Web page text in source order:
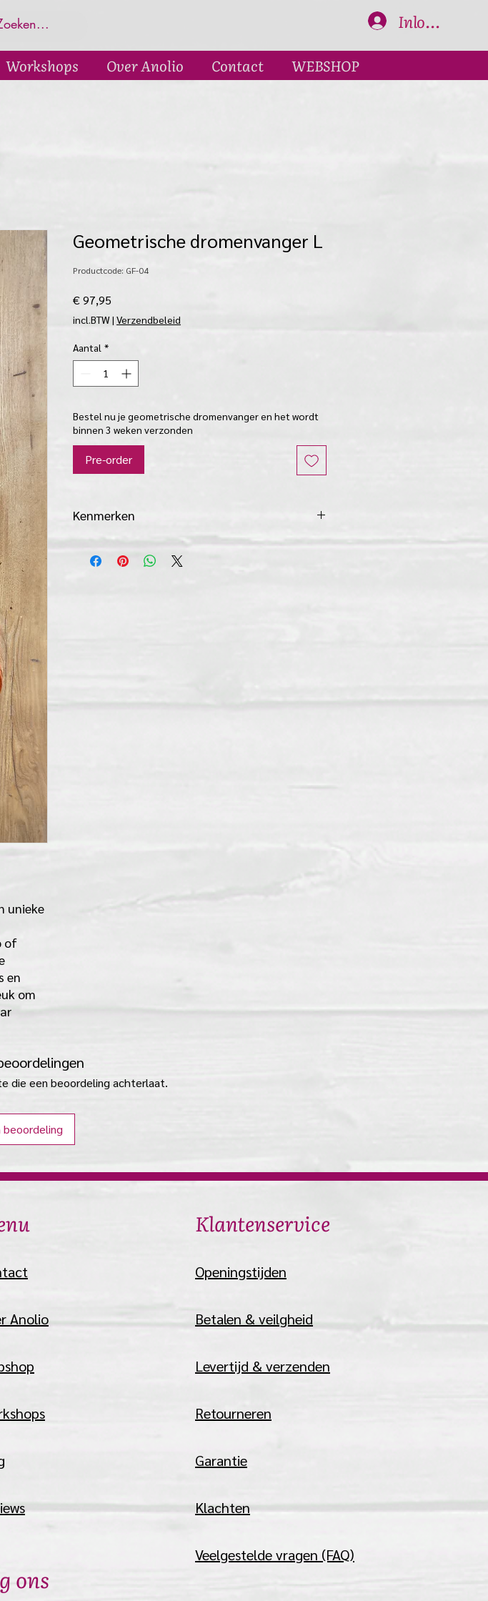
Inloggen
Workshops Over Anolio Contact WEBSHOP
unieke
of
en
om
Geometrische dromenvanger L
Productcode: GF-04
€ 97,95
incl.BTW| Verzendbeleid
Aantal *
Bestel nu je geometrische dromenvanger en het wordt
binnen 3 weken verzonden
Pre-order
Kenmerken
± 30 x 40 cm (A3)
die een beoordeling achterlaat.
beoordeling
Anolio
ons
​Klantenservice
​Openingstijden
Betalen & veilgheid
Levertijd & verzenden
Retourneren
Garantie
Klachten
Veelgestelde vragen (FAQ)